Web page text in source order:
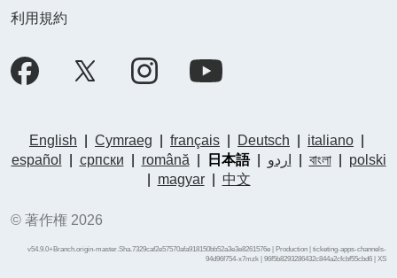
利用規約
English Cymraeg français Deutsch italiano
español
српски română 日本語| اردو বাংলা|
polski
magyar| 中文
© 著作権 2026
v54.9.0+Branch.origin-master.Sha.7329caf2e57570afa918150bb52a3e3e8261576e | Production | ticketing-apps-channels-
94d96f754-x7mzk | 96f5b8293286432c844a2cfcbf55cbd6 | XS